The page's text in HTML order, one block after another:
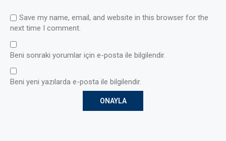
Save my name, email, and website in this browser for the
next time I comment.
Beni sonraki yorumlar için e-posta ile bilgilendir.
Beni yeni yazılarda e-posta ile bilgilendir.